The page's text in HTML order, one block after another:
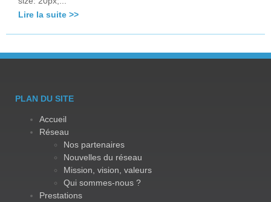
Lire la suite >>
PLAN DU SITE
Accueil
Réseau
Nos partenaires
Nouvelles du réseau
Mission, vision, valeurs
Qui sommes-nous ?
Prestations